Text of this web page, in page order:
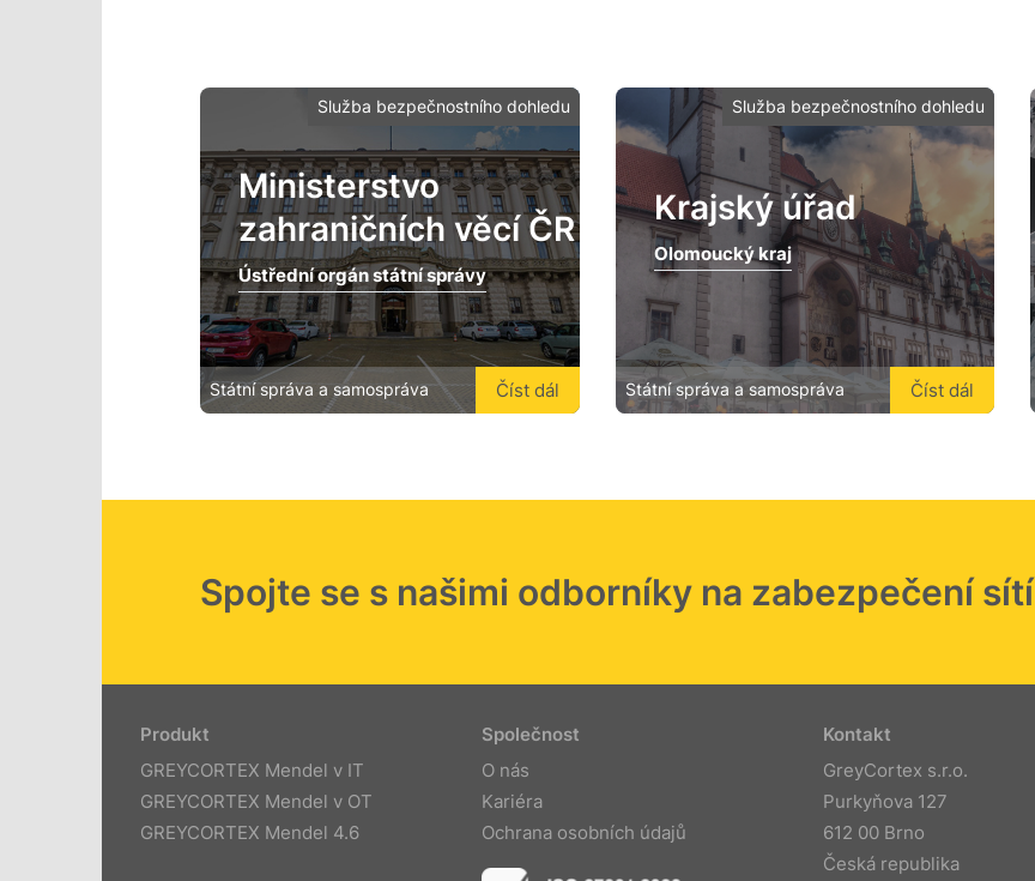
Služba bezpečnostního dohledu
Ministerstvo
zahraničních věcí ČR
Ústřední orgán státní správy
Státní správa a samospráva Číst dál
Služba bezpečnostního dohledu
Krajský úřad
Olomoucký kraj
Státní správa a samospráva Číst dál
Spojte se s našimi odborníky na zabezpečení sítí
Produkt
GREYCORTEX Mendel v IT
GREYCORTEX Mendel v OT
GREYCORTEX Mendel 4.6
Společnost
O nás
Kariéra
Ochrana osobních údajů
Kontakt
GreyCortex s.r.o.
Purkyňova 127
612 00 Brno
Česká republika